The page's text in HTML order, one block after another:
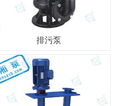
排污泵